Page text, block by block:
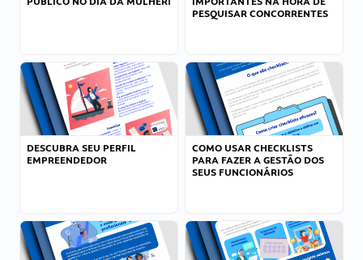
PESQUISAR CONCORRENTES
DESCUBRA SEU PERFIL
EMPREENDEDOR
COMO USAR CHECKLISTS
PARA FAZER A GESTÃO DOS
SEUS FUNCIONÁRIOS